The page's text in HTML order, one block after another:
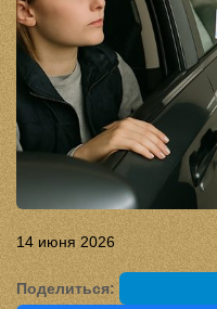
14 июня 2026
Поделиться: